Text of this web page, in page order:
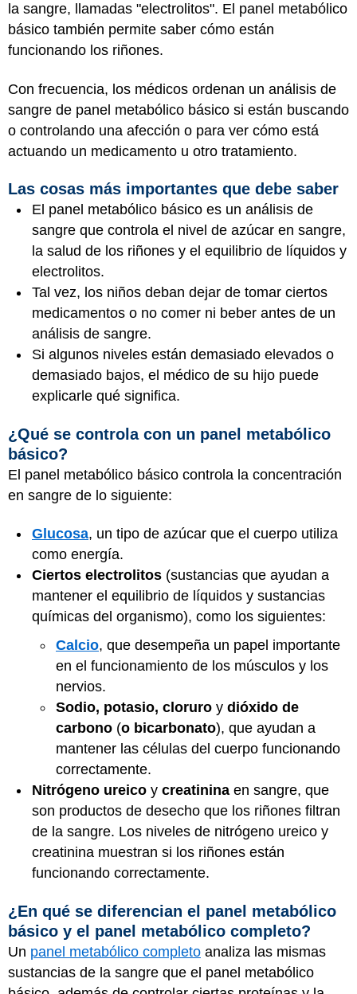
la sangre, llamadas "electrolitos". El panel metabólico
básico también permite saber cómo están
funcionando los riñones.
Con frecuencia, los médicos ordenan un análisis de
sangre de panel metabólico básico si están buscando
o controlando una afección o para ver cómo está
actuando un medicamento u otro tratamiento.
Las cosas más importantes que debe saber
El panel metabólico básico es un análisis de
sangre que controla el nivel de azúcar en sangre,
la salud de los riñones y el equilibrio de líquidos y
electrolitos.
Tal vez, los niños deban dejar de tomar ciertos
medicamentos o no comer ni beber antes de un
análisis de sangre.
Si algunos niveles están demasiado elevados o
demasiado bajos, el médico de su hijo puede
explicarle qué significa.
¿Qué se controla con un panel metabólico
básico?
El panel metabólico básico controla la concentración
en sangre de lo siguiente:
Glucosa, un tipo de azúcar que el cuerpo utiliza
como energía.
Ciertos electrolitos (sustancias que ayudan a
mantener el equilibrio de líquidos y sustancias
químicas del organismo), como los siguientes:
Calcio, que desempeña un papel importante
en el funcionamiento de los músculos y los
nervios.
Sodio, potasio, cloruro y dióxido de
carbono (o bicarbonato), que ayudan a
mantener las células del cuerpo funcionando
correctamente.
Nitrógeno ureico y creatinina en sangre, que
son productos de desecho que los riñones filtran
de la sangre. Los niveles de nitrógeno ureico y
creatinina muestran si los riñones están
funcionando correctamente.
¿En qué se diferencian el panel metabólico
básico y el panel metabólico completo?
Un panel metabólico completo analiza las mismas
sustancias de la sangre que el panel metabólico